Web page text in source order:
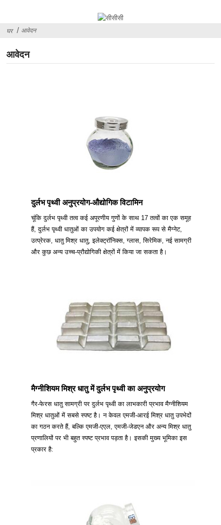
घर आवेदन
आवेदन
दुर्लभ पृथ्वी अनुप्रयोग-औद्योगिक विटामिन
चूंकि दुर्लभ पृथ्वी तत्व कई अपूरणीय गुणों के साथ 17 तत्वों का एक समूह
हैं, दुर्लभ पृथ्वी धातुओं का उपयोग कई क्षेत्रों में व्यापक रूप से मैग्नेट,
उत्प्रेरक, धातु मिश्र धातु, इलेक्ट्रॉनिक्स, ग्लास, सिरेमिक, नई सामग्री
और कुछ अन्य उच्च-प्रौद्योगिकी क्षेत्रों में किया जा सकता है।
मैग्नीशियम मिश्र धातु में दुर्लभ पृथ्वी का अनुप्रयोग
गैर-फेरस धातु सामग्री पर दुर्लभ पृथ्वी का लाभकारी प्रभाव मैग्नीशियम
मिश्र धातुओं में सबसे स्पष्ट है। न केवल एमजी-आरई मिश्र धातु उपभेदों
का गठन करते हैं, बल्कि एमजी-एएल, एमजी-जेडएन और अन्य मिश्र धातु
प्रणालियों पर भी बहुत स्पष्ट प्रभाव पड़ता है। इसकी मुख्य भूमिका इस
प्रकार है: